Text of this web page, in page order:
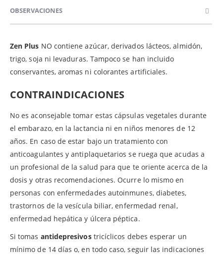
OBSERVACIONES
Zen Plus NO contiene azúcar, derivados lácteos, almidón,
trigo, soja ni levaduras. Tampoco se han incluido
conservantes, aromas ni colorantes artificiales.
CONTRAINDICACIONES
No es aconsejable tomar estas cápsulas vegetales durante
el embarazo, en la lactancia ni en niños menores de 12
años. En caso de estar bajo un tratamiento con
anticoagulantes y antiplaquetarios se ruega que acudas a
un profesional de la salud para que te oriente acerca de la
dosis y otras recomendaciones. Ocurre lo mismo en
personas con enfermedades autoinmunes, diabetes,
trastornos de la vesícula biliar, enfermedad renal,
enfermedad hepática y úlcera péptica.
Si tomas antidepresivostricíclicos debes esperar un
mínimo de 14 días o, en todo caso, seguir las indicaciones